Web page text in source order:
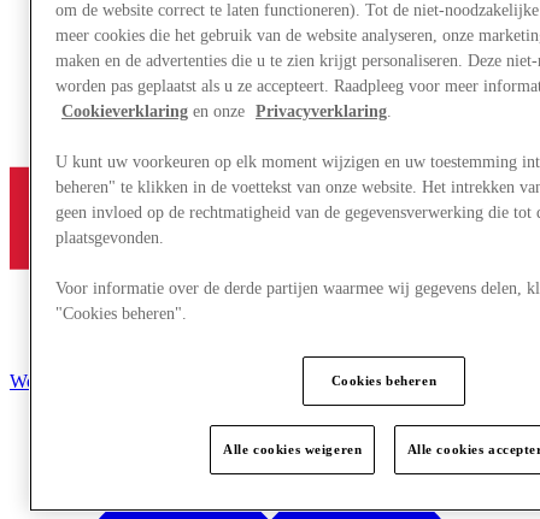
Word lid
om de website correct te laten functioneren). Tot de niet-
meer cookies die het gebruik van de website analyseren, onze
maken en de advertenties die u te zien krijgt personaliseren. Deze
worden pas geplaatst als u ze accepteert. Raadpleeg voor meer
Cookieverklaring en onze Privacyverklaring.
U kunt uw voorkeuren op elk moment wijzigen en uw toestemming
beheren" te klikken in de voettekst van onze website. Het intrekken
geen invloed op de rechtmatigheid van de gegevensverwerking die tot
plaatsgevonden.
Voor informatie over de derde partijen waarmee wij gegevens delen,
"Cookies beheren".
Cookies beheren
Alle cookies weigeren Alle cookies